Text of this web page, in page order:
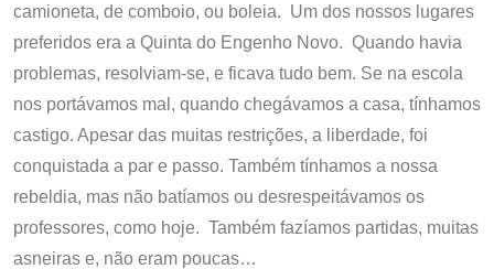
camioneta, de comboio, ou boleia. Um dos nossos lugares
preferidos era a Quinta do Engenho Novo. Quando havia
problemas, resolviam-se, e ficava tudo bem. Se na escola
nos portávamos mal, quando chegávamos a casa, tínhamos
castigo. Apesar das muitas restrições, a liberdade, foi
conquistada a par e passo. Também tínhamos a nossa
rebeldia, mas não batíamos ou desrespeitávamos os
professores, como hoje. Também fazíamos partidas, muitas
asneiras e, não eram poucas…